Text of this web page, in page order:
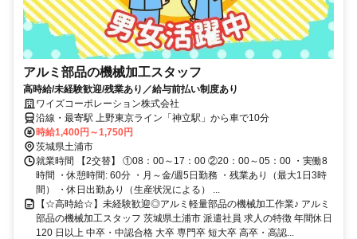
アルミ部品の機械加工スタッフ
高時給/未経験歓迎/残業あり／給与前払い制度あり
ワイズコーポレーション株式会社
沿線・最寄駅 上野東京ライン「神立駅」から車で10分
時給1,400円～1,750円
茨城県土浦市
就業時間 【2交替】 ①08：00～17：00 ②20：00～05：00 ・実働8
時間 ・休憩時間: 60分 ・月～金/週5日勤務 ・残業あり（最大1日3時
間） ・休日出勤あり（生産状況による） ...
【☆高時給☆】未経験歓迎◎アルミ軽量部品の機械加工作業♪ アルミ
部品の機械加工スタッフ 茨城県土浦市 派遣社員 求人の特徴 年間休日
120 日以上 中卒・中認合格 大卒 専門卒 短大卒 高卒・高認...